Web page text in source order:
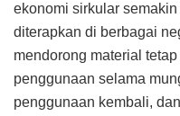
ekonomi sirkular
diterapkan di berbagai
mendorong material
penggunaan selama
penggunaan kembali,